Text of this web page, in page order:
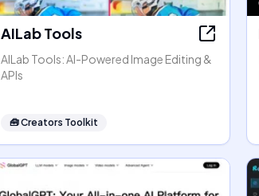
AILab Tools
AILab Tools: AI-Powered Image Editing &
APIs
🧰Creators Toolkit